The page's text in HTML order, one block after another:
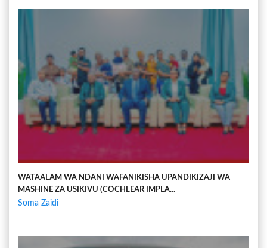
WATAALAM WA NDANI WAFANIKISHA UPANDIKIZAJI WA
MASHINE ZA USIKIVU (COCHLEAR IMPLA...
Soma Zaidi